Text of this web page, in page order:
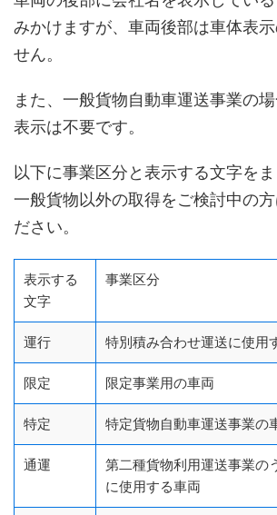
みかけますが、車両後部は車体表
せん。
また、一般貨物自動車運送事業の
表示は不要です。
以下に事業区分と表示する文字をま
一般貨物以外の取得をご検討中の
ださい。
表示する
文字
事業区分
運行 特別積み合わせ運送に使用
限定 限定事業用の車両
特定 特定貨物自動車運送事業の
通運
第二種貨物利用運送事業の
に使用する車両